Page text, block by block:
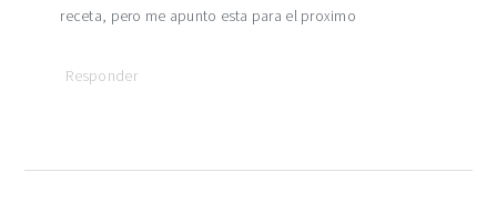
receta, pero me apunto esta para el proximo
Responder